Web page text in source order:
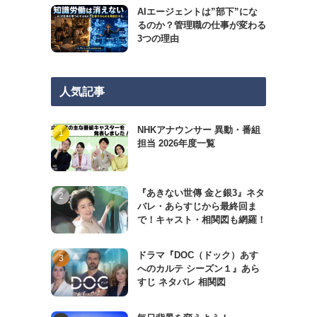
AIエージェントは”部下”にな
るのか？管理職の仕事が変わる
3つの理由
人気記事
NHKアナウンサー 異動・番組
担当 2026年度一覧
『あきない世傳 金と銀3』ネタ
バレ・あらすじから最終回ま
で！キャスト・相関図も網羅！
ドラマ『DOC（ドック）あす
へのカルテ シーズン１』あら
すじ ネタバレ 相関図